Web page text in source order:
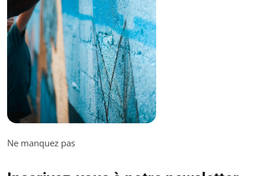
Ne manquez pas